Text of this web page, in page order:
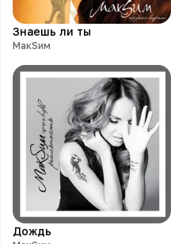
Знаешь ли ты
МакSим
Дождь